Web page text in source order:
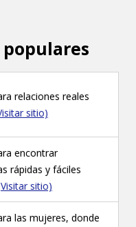
relaciones reales
sitio)
encontrar
rápidas y fáciles
Visitar sitio)
las mujeres, donde